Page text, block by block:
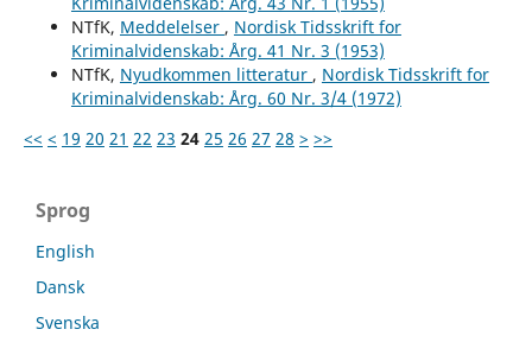
NTfK, Meddelelser , Nordisk Tidsskrift for
Kriminalvidenskab: Årg. 41 Nr. 3 (1953)
NTfK, Nyudkommen litteratur , Nordisk Tidsskrift for
Kriminalvidenskab: Årg. 60 Nr. 3/4 (1972)
<< < 19 20 21 22 23 24 25 26 27 28 > >>
Sprog
English
Dansk
Svenska